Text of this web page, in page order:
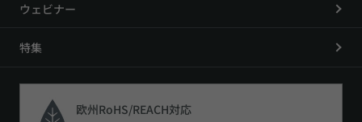
ウェビナー
特集
欧州RoHS/REACH対応